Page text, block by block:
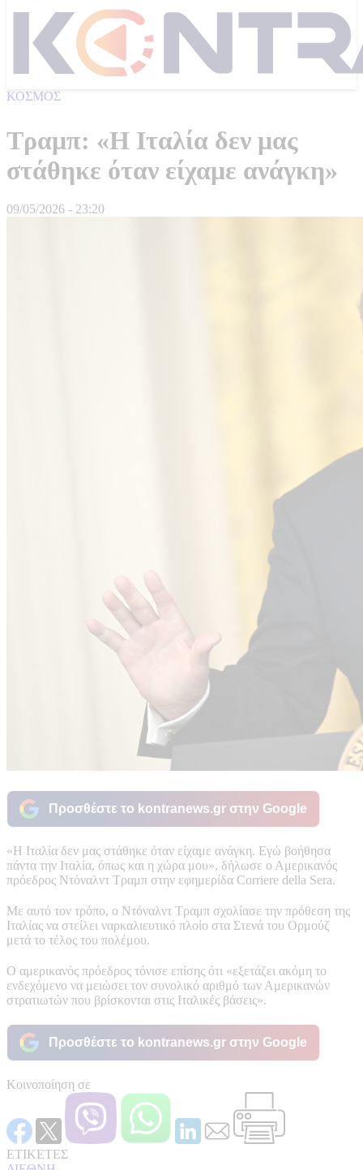
ΚΟΣΜΟΣ
Τραμπ: «Η Ιταλία δεν μας
στάθηκε όταν είχαμε ανάγκη»
09/05/2026 - 23:20
Προσθέστε το kontranews.gr στην Google
«Η Ιταλία δεν μας στάθηκε όταν είχαμε ανάγκη. Εγώ βοήθησα
πάντα την Ιταλία, όπως και η χώρα μου», δήλωσε ο Αμερικανός
πρόεδρος Ντόναλντ Τραμπ στην εφημερίδα Corriere della Sera.
Με αυτό τον τρόπο, ο Ντόναλντ Τραμπ σχολίασε την πρόθεση της
Ιταλίας να στείλει ναρκαλιευτικό πλοίο στα Στενά του Ορμούζ
μετά το τέλος του πολέμου.
Ο αμερικανός πρόεδρος τόνισε επίσης ότι «εξετάζει ακόμη το
ενδεχόμενο να μειώσει τον συνολικό αριθμό των Αμερικανών
στρατιωτών που βρίσκονται στις Ιταλικές βάσεις».
Προσθέστε το kontranews.gr στην Google
Κοινοποίηση σε
ΕΤΙΚΕΤΕΣ